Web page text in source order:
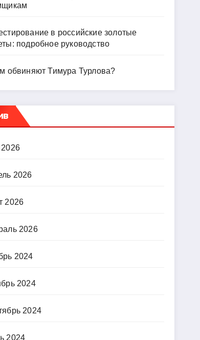
в российские золотые
подробное руководство
обвиняют Тимура Турлова?
2026
2026
2026
2024
2024
2024
2024